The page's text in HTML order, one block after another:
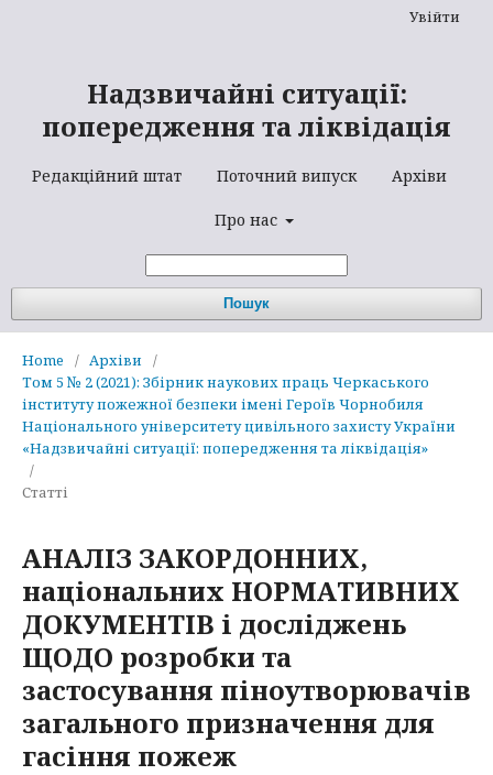
Надзвичайні ситуації:
попередження та ліквідація
Редакційний штат Поточний випуск Архіви
Про нас
Пошук
Увійти
Home / Архіви
/
Том 5 № 2 (2021): Збірник наукових праць Черкаського
інституту пожежної безпеки імені Героїв Чорнобиля
Національного університету цивільного захисту України
«Надзвичайні ситуації: попередження та ліквідація»
/
Статті
АНАЛІЗ ЗАКОРДОННИХ,
національних НОРМАТИВНИХ
ДОКУМЕНТІВ і досліджень
ЩОДО розробки та
застосування піноутворювачів
загального призначення для
гасіння пожеж